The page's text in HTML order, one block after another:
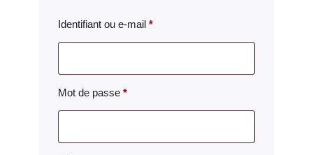
Identifiant ou e-mail *Obligatoire
Mot de passe *Obligatoire